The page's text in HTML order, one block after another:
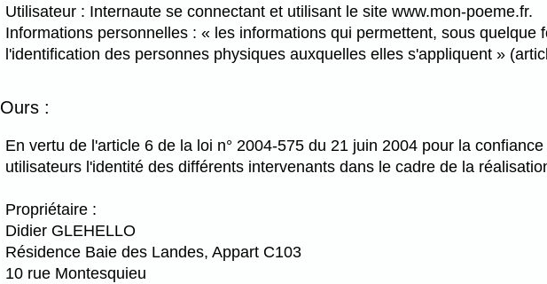
Utilisateur : Internaute se connectant et utilisant le site www.mon-poeme.fr.
Informations personnelles : « les informations qui permettent, sous quelque
l'identification des personnes physiques auxquelles elles s'appliquent »
Ours :
En vertu de l'article 6 de la loi n° 2004-575 du 21 juin 2004 pour la
utilisateurs l'identité des différents intervenants dans le cadre de la
Propriétaire :
Didier GLEHELLO
Résidence Baie des Landes, Appart C103
10 rue Montesquieu